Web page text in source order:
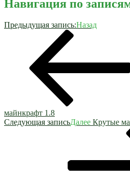
Навигация по
Предыдущая запись:Назад
майнкрафт 1.8
Следующая записьДалее Крутые